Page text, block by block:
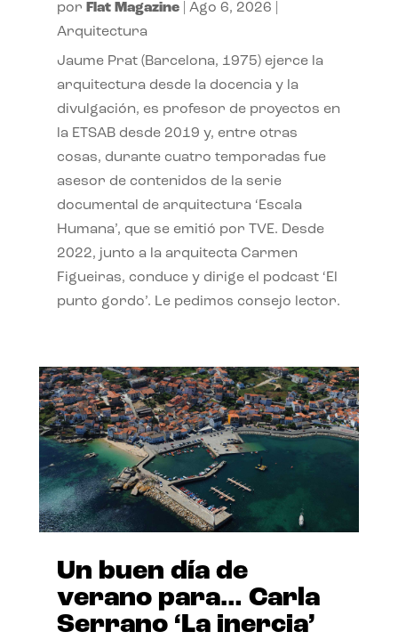
por Flat Magazine| Ago 6, 2026
Arquitectura
Jaume Prat (Barcelona, 1975) ejerce la
arquitectura desde la docencia y la
divulgación, es profesor de proyectos en
la ETSAB desde 2019 y, entre otras
cosas, durante cuatro temporadas fue
asesor de contenidos de la serie
documental de arquitectura ‘Escala
Humana’, que se emitió por TVE. Desde
2022, junto a la arquitecta Carmen
Figueiras, conduce y dirige el podcast ‘El
punto gordo’. Le pedimos consejo lector.
Un buen día de
verano para… Carla
Serrano ‘La inercia’